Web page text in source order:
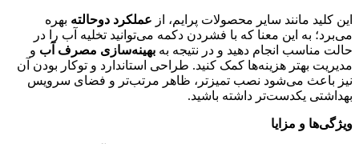
این کلید مانند سایر محصولات پرایم، از عملکرد دوحالته بهره
می‌برد؛ به این معنا که با فشردن دکمه می‌توانید تخلیه آب را در
حالت مناسب انجام دهید و در نتیجه به بهینه‌سازی مصرف آب و
مدیریت بهتر هزینه‌ها کمک کنید. طراحی استاندارد و توکار بودن آن
نیز باعث می‌شود نصب تمیزتر، ظاهر مرتب‌تر و فضای سرویس
بهداشتی یکدست‌تر داشته باشید.
ویژگی‌ها و مزایا